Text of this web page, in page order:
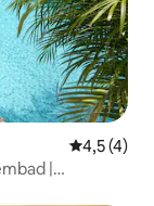
4,5 (4)
|